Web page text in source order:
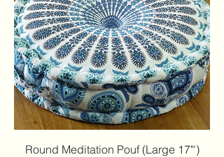
Round Meditation Pouf (Large 17"')